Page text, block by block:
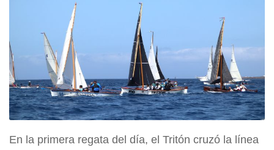
En la primera regata del día, el Tritón cruzó la línea